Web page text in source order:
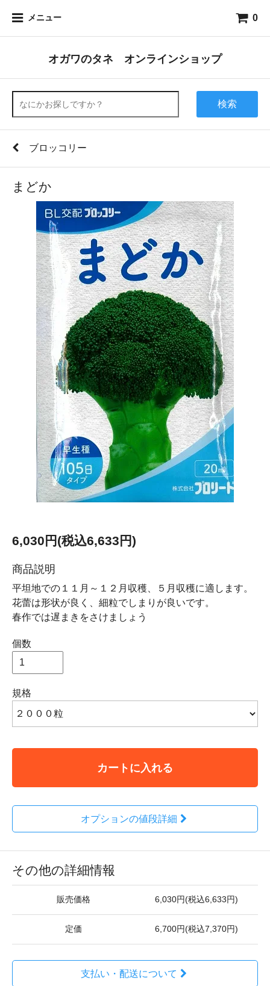
メニュー 0
オガワのタネ オンラインショップ
検索
ブロッコリー
まどか
6,030円(税込6,633円)
商品説明
平坦地での１１月～１２月収穫、５月収穫に適します。
花蕾は形状が良く、細粒でしまりが良いです。
春作では遅まきをさけましょう
個数
規格
カートに入れる
オプションの値段詳細
その他の詳細情報
販売価格 6,030円(税込6,633円)
定価 6,700円(税込7,370円)
支払い・配送について